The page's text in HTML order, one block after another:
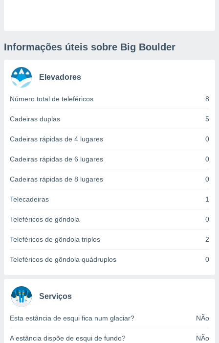
únicos
e
este sitio
de
seus
tal,
na
Informações úteis sobre Big Boulder
Elevadores
Número total de teleféricos 8
Cadeiras duplas 5
Cadeiras rápidas de 4 lugares 0
Cadeiras rápidas de 6 lugares 0
Cadeiras rápidas de 8 lugares 0
Telecadeiras 1
Teleféricos de gôndola 0
Teleféricos de gôndola triplos 2
Teleféricos de gôndola quádruplos 0
Serviços
Esta estância de esqui fica num glaciar? NÃo
A estância dispõe de esqui de fundo? NÃo